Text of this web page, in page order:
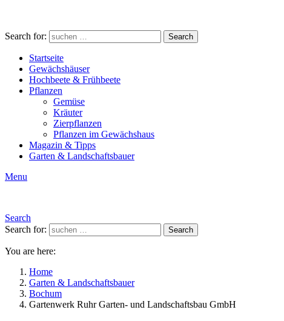
Search for: Search
Startseite
Gewächshäuser
Hochbeete & Frühbeete
Pflanzen
Gemüse
Kräuter
Zierpflanzen
Pflanzen im Gewächshaus
Magazin & Tipps
Garten & Landschaftsbauer
Menu
Search
Search for:
Search
You are here:
Home
Garten & Landschaftsbauer
Bochum
Gartenwerk Ruhr Garten- und Landschaftsbau GmbH